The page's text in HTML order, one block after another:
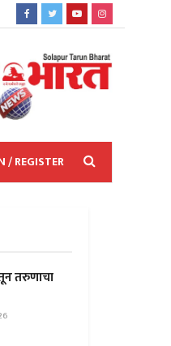
/ REGISTER
तरुणाचा